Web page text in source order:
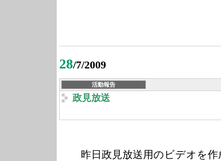
28/7/2009
活動報告
政見放送
昨日政見放送用のビデオを